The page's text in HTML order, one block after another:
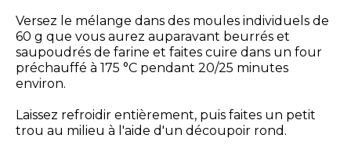
Versez le mélange dans des moules individuels de
60 g que vous aurez auparavant beurrés et
saupoudrés de farine et faites cuire dans un four
préchauffé à 175 °C pendant 20/25 minutes
environ.
Laissez refroidir entièrement, puis faites un petit
trou au milieu à l'aide d'un découpoir rond.